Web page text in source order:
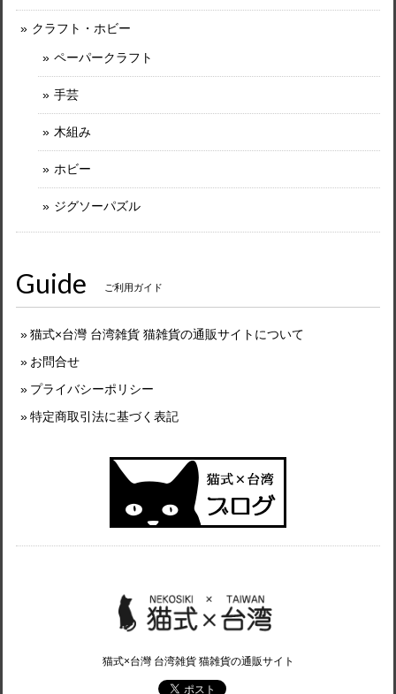
クラフト・ホビー
ペーパークラフト
手芸
木組み
ホビー
ジグソーパズル
Guide ご利用ガイド
猫式×台灣 台湾雑貨 猫雑貨の通販サイトについて
お問合せ
プライバシーポリシー
特定商取引法に基づく表記
猫式×台灣 台湾雑貨 猫雑貨の通販サイト